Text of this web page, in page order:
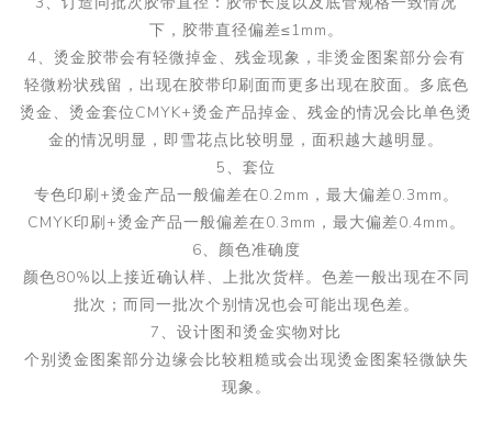
下，胶带直径偏差≤1mm。
4、烫金胶带会有轻微掉金、残金现象，非烫金图案部分会有
轻微粉状残留，出现在胶带印刷面而更多出现在胶面。多底色
烫金、烫金套位CMYK+烫金产品掉金、残金的情况会比单色烫
金的情况明显，即雪花点比较明显，面积越大越明显。
5、套位
专色印刷+烫金产品一般偏差在0.2mm，最大偏差0.3mm。
CMYK印刷+烫金产品一般偏差在0.3mm，最大偏差0.4mm。
6、颜色准确度
颜色80%以上接近确认样、上批次货样。色差一般出现在不同
批次；而同一批次个别情况也会可能出现色差。
7、设计图和烫金实物对比
个别烫金图案部分边缘会比较粗糙或会出现烫金图案轻微缺失
现象。